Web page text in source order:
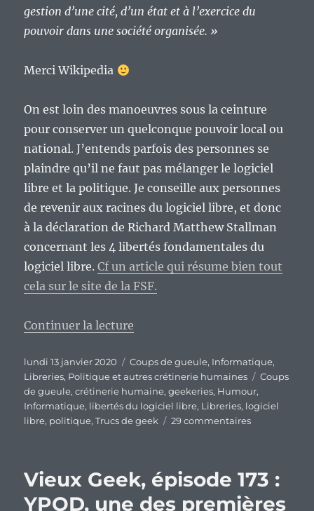
gestion d’une cité, d’un état et à l’exercice du
pouvoir dans une société organisée. »
Merci Wikipedia
On est loin des manoeuvres sous la ceinture
pour conserver un quelconque pouvoir local ou
national. J’entends parfois des personnes se
plaindre qu’il ne faut pas mélanger le logiciel
libre et la politique. Je conseille aux personnes
de revenir aux racines du logiciel libre, et donc
à la déclaration de Richard Matthew Stallman
concernant les 4 libertés fondamentales du
logiciel libre.Cf un article qui résume bien tout
cela sur le site de la FSF.
Continuer la lecture
Publié
le
lundi 13 janvier 2020 Catégories
Coups de gueule, Informatique,
Libreries, Politique et autres crétinerie humaines Étiquettes
Coups
de gueule,crétinerie humaine,geekeries, Humour,
Informatique, libertés du logiciel libre, Libreries, logiciel
libre, politique,Trucs de geek 29 commentairessur
bêtise
épisode
Vieux Geek, épisode 173 :
YPOD, une des premières